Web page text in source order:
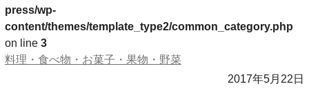
press/wp-
content/themes/template_type2/common_category.php
on line 3
料理・食べ物・お菓子・果物・野菜
2017年5月22日